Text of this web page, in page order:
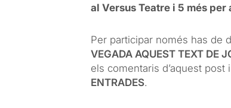
al Versus Teatre i 5 més
Per participar només has de
VEGADA AQUEST TEXT DE
els comentaris d’aquest post
ENTRADES.